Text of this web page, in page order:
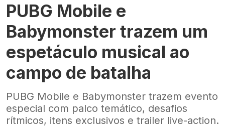
PUBG Mobile e
Babymonster trazem um
espetáculo musical ao
campo de batalha
PUBG Mobile e Babymonster trazem evento
especial com palco temático, desafios
rítmicos, itens exclusivos e trailer live-action.